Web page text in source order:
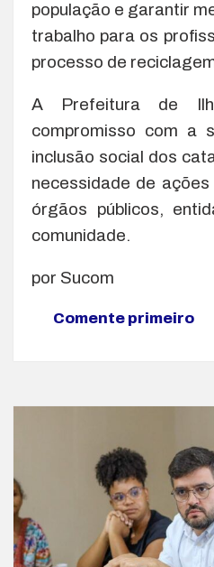
população e garantir
trabalho para os
processo de
A Prefeitura de
compromisso com a
inclusão social dos
necessidade de
órgãos públicos,
comunidade.
por Sucom
Comente primeiro